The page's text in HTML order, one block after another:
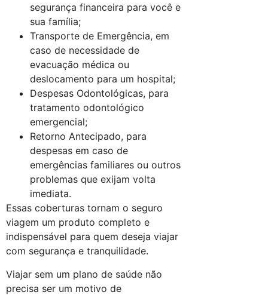
segurança financeira para você e
sua família;
Transporte de Emergência, em
caso de necessidade de
evacuação médica ou
deslocamento para um hospital;
Despesas Odontológicas, para
tratamento odontológico
emergencial;
Retorno Antecipado, para
despesas em caso de
emergências familiares ou outros
problemas que exijam volta
imediata.
Essas coberturas tornam o seguro
viagem um produto completo e
indispensável para quem deseja viajar
com segurança e tranquilidade.
Viajar sem um plano de saúde não
precisa ser um motivo de